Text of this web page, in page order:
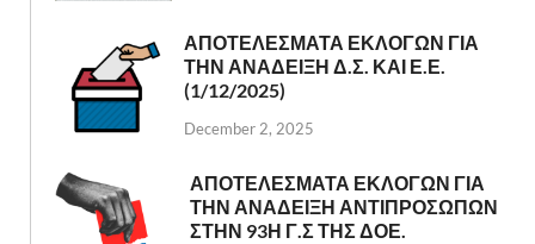
ΑΠΟΤΕΛΕΣΜΑΤΑ ΕΚΛΟΓΩΝ ΓΙΑ
ΤΗΝ ΑΝΑΔΕΙΞΗ Δ.Σ. ΚΑΙ Ε.Ε.
(1/12/2025)
December 2, 2025
ΑΠΟΤΕΛΕΣΜΑΤΑ ΕΚΛΟΓΩΝ ΓΙΑ
ΤΗΝ ΑΝΑΔΕΙΞΗ ΑΝΤΙΠΡΟΣΩΠΩΝ
ΣΤΗΝ 93Η Γ.Σ ΤΗΣ ΔΟΕ.